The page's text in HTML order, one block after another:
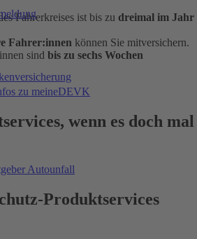
Fahrerkreises ist bis zu dreimal im Jahr
Fahrer:innen können Sie mitversichern.
sind bis zu sechs Wochen
zu meineDEVK
wenn es doch mal
Autounfall
Produktservices